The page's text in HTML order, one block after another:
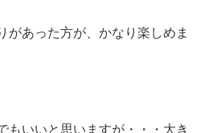
があった方が、かなり楽しめま
もいいと思いますが・・・大き